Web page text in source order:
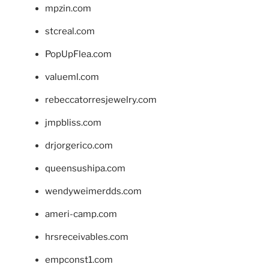
mpzin.com
stcreal.com
PopUpFlea.com
valueml.com
rebeccatorresjewelry.com
jmpbliss.com
drjorgerico.com
queensushipa.com
wendyweimerdds.com
ameri-camp.com
hrsreceivables.com
empconst1.com